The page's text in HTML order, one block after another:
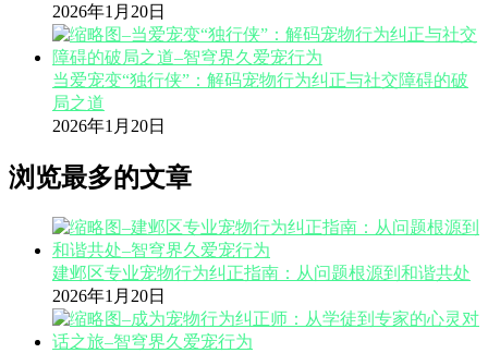
2026年1月20日
当爱宠变“独行侠”：解码宠物行为纠正与社交障碍的破
局之道
2026年1月20日
浏览最多的文章
建邺区专业宠物行为纠正指南：从问题根源到和谐共处
2026年1月20日